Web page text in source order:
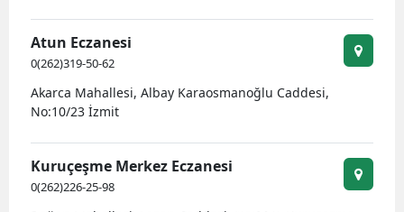
Atun Eczanesi
0(262)319-50-62
Akarca Mahallesi, Albay Karaosmanoğlu Caddesi,
No:10/23 İzmit
Kuruçeşme Merkez Eczanesi
0(262)226-25-98